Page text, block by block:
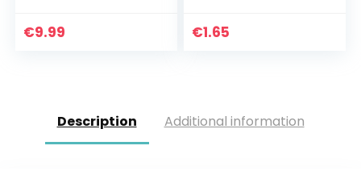
€9.99 €1.65
Description Additional information